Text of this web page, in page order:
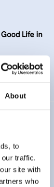
About
to
traffic.
site with
who
Life in